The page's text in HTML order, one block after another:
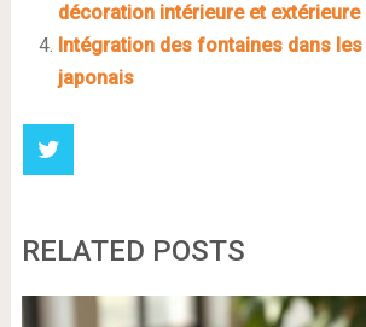
décoration intérieure et extérieure
Intégration des fontaines dans
japonais
RELATED POSTS